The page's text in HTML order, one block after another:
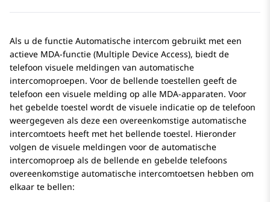
Als u de functie Automatische intercom gebruikt met een
actieve MDA-functie (Multiple Device Access), biedt de
telefoon visuele meldingen van automatische
intercomoproepen. Voor de bellende toestellen geeft de
telefoon een visuele melding op alle MDA-apparaten. Voor
het gebelde toestel wordt de visuele indicatie op de telefoon
weergegeven als deze een overeenkomstige automatische
intercomtoets heeft met het bellende toestel. Hieronder
volgen de visuele meldingen voor de automatische
intercomoproep als de bellende en gebelde telefoons
overeenkomstige automatische intercomtoetsen hebben om
elkaar te bellen: